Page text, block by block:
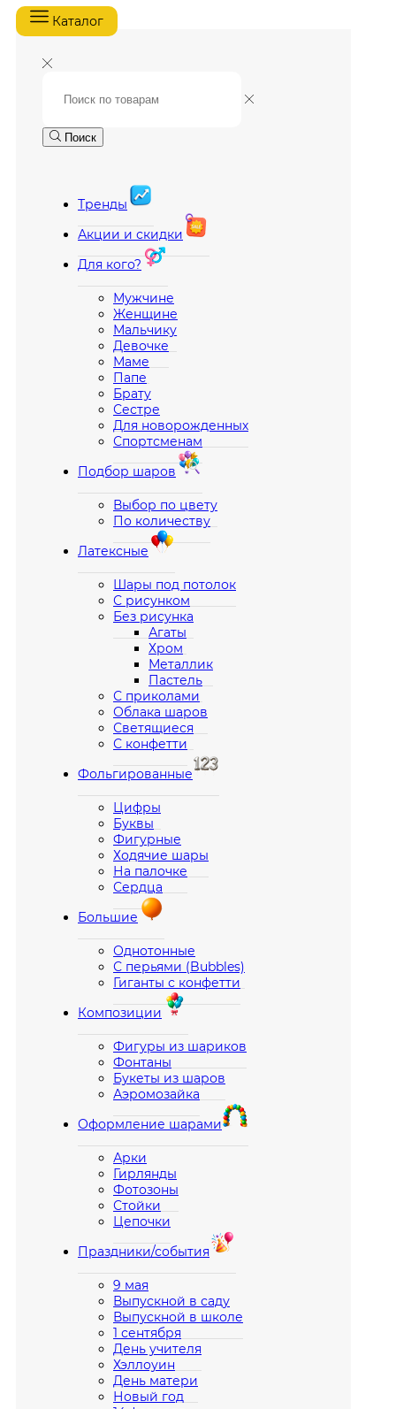
Каталог
Поиск
Тренды
Акции и скидки
Для кого?
Мужчине
Женщине
Мальчику
Девочке
Маме
Папе
Брату
Сестре
Для новорожденных
Спортсменам
Подбор шаров
Выбор по цвету
По количеству
Латексные
Шары под потолок
С рисунком
Без рисунка
Агаты
Хром
Металлик
Пастель
С приколами
Облака шаров
Светящиеся
С конфетти
Фольгированные
Цифры
Буквы
Фигурные
Ходячие шары
На палочке
Сердца
Большие
Однотонные
С перьями (Bubbles)
Гиганты с конфетти
Композиции
Фигуры из шариков
Фонтаны
Букеты из шаров
Аэромозайка
Оформление шарами
Арки
Гирлянды
Фотозоны
Стойки
Цепочки
Праздники/события
9 мая
Выпускной в саду
Выпускной в школе
1 сентября
День учителя
Хэллоуин
День матери
Новый год